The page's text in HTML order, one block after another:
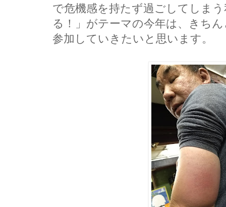
で危機感を持たず過ごしてしま
る！」がテーマの今年は、きち
参加していきたいと思います。